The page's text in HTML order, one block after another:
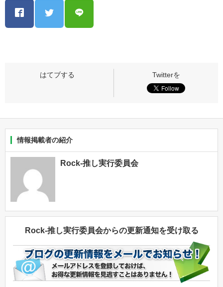
情報掲載者の紹介
Rock-推し実行委員会
Rock-推し実行委員会からの更新通知を受け取る